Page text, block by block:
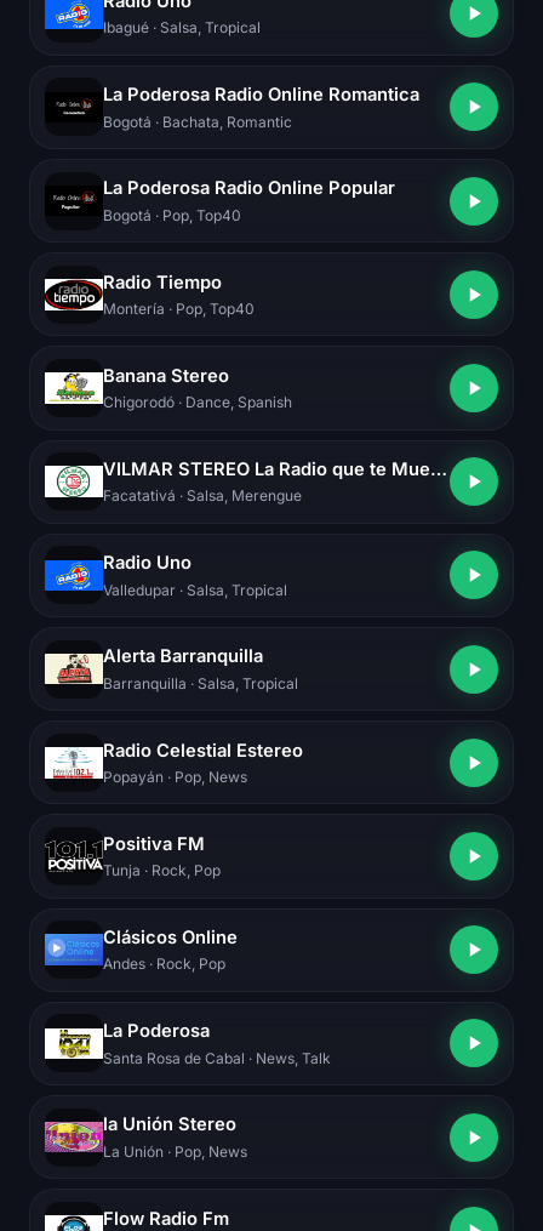
Ibagué · Salsa, Tropical
La Poderosa Radio Online Romantica
Bogotá · Bachata, Romantic
La Poderosa Radio Online Popular
Bogotá · Pop, Top40
Radio Tiempo
Montería · Pop, Top40
Banana Stereo
Chigorodó · Dance, Spanish
VILMAR STEREO La Radio que te Mueve
Facatativá · Salsa, Merengue
Radio Uno
Valledupar · Salsa, Tropical
Alerta Barranquilla
Barranquilla · Salsa, Tropical
Radio Celestial Estereo
Popayán · Pop, News
Positiva FM
Tunja · Rock, Pop
Clásicos Online
Andes · Rock, Pop
La Poderosa
Santa Rosa de Cabal · News, Talk
la Unión Stereo
La Unión · Pop, News
Flow Radio Fm